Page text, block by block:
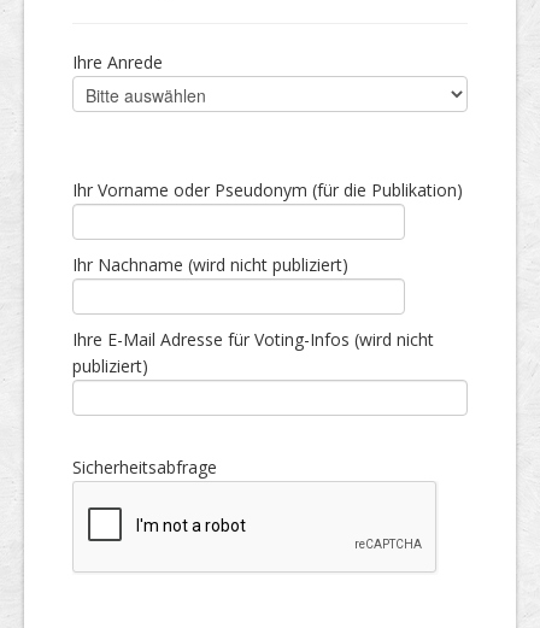
Ihre Anrede
Ihr Vorname oder Pseudonym (für die Publikation)
Ihr Nachname (wird nicht publiziert)
Ihre E-Mail Adresse für Voting-Infos (wird nicht
publiziert)
Sicherheitsabfrage